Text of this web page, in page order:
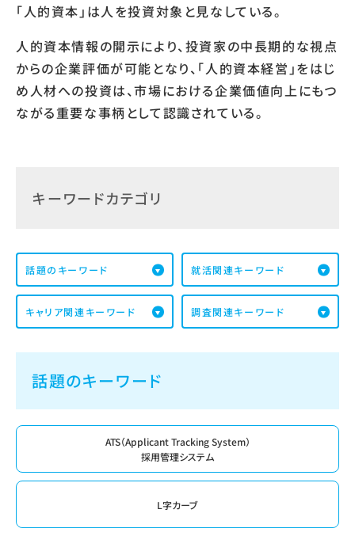
「人的資本」は人を投資対象と見なしている。
人的資本情報の開示により、投資家の中長期的な視点
からの企業評価が可能となり、「人的資本経営」をはじ
め人材への投資は、市場における企業価値向上にもつ
ながる重要な事柄として認識されている。
キーワードカテゴリ
話題のキーワード 就活関連キーワード
キャリア関連キーワード 調査関連キーワード
話題のキーワード
ATS（Applicant Tracking System）
採用管理システム
L字カーブ